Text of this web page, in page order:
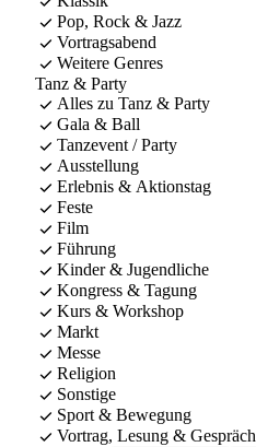
Pop, Rock & Jazz
Vortragsabend
Weitere Genres
Tanz & Party
Alles zu Tanz & Party
Gala & Ball
Tanzevent / Party
Ausstellung
Erlebnis & Aktionstag
Feste
Film
Führung
Kinder & Jugendliche
Kongress & Tagung
Kurs & Workshop
Markt
Messe
Religion
Sonstige
Sport & Bewegung
Vortrag, Lesung & Gespräch